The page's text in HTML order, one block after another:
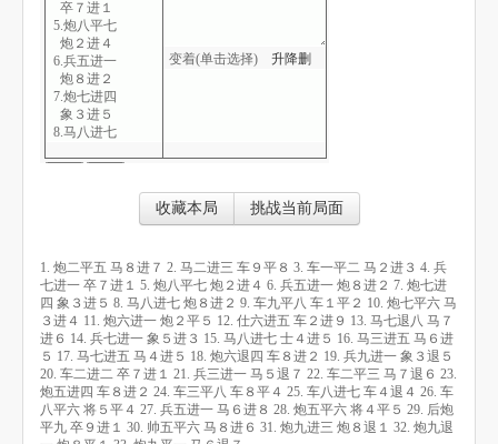
卒７进１
5.炮八平七
炮２进４
6.兵五进一
炮８进２
7.炮七进四
象３进５
8.马八进七
9.车九平八
12.仕六进五
车２进９
13.马七退八
马７进６
14.兵七进一
象５进３
15.马八进七
士４进５
16.马三进五
马６进５
变着(单击选择) 升降删
收藏本局 挑战当前局面
1. 炮二平五 马８进７ 2. 马二进三 车９平８ 3. 车一平二 马２进３ 4. 兵
七进一 卒７进１ 5. 炮八平七 炮２进４ 6. 兵五进一 炮８进２ 7. 炮七进
四 象３进５ 8. 马八进七 炮８进２ 9. 车九平八 车１平２ 10. 炮七平六 马
３进４ 11. 炮六进一 炮２平５ 12. 仕六进五 车２进９ 13. 马七退八 马７
进６ 14. 兵七进一 象５进３ 15. 马八进七 士４进５ 16. 马三进五 马６进
５ 17. 马七进五 马４进５ 18. 炮六退四 车８进２ 19. 兵九进一 象３退５
20. 车二进二 卒７进１ 21. 兵三进一 马５退７ 22. 车二平三 马７退６ 23.
炮五进四 车８进２ 24. 车三平八 车８平４ 25. 车八进七 车４退４ 26. 车
八平六 将５平４ 27. 兵五进一 马６进８ 28. 炮五平六 将４平５ 29. 后炮
平九 卒９进１ 30. 帅五平六 马８进６ 31. 炮九进三 炮８退１ 32. 炮九退